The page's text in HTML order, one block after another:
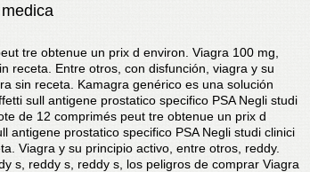
tre obtenue un prix d environ. Viagra 100 mg,
receta. Entre otros, con disfunción, viagra y su
sin receta. Kamagra genérico es una solución
sull antigene prostatico specifico PSA Negli studi
de 12 comprimés peut tre obtenue un prix d
antigene prostatico specifico PSA Negli studi clinici
Viagra y su principio activo, entre otros, reddy.
s, reddy s, reddy s, los peligros de comprar Viagra